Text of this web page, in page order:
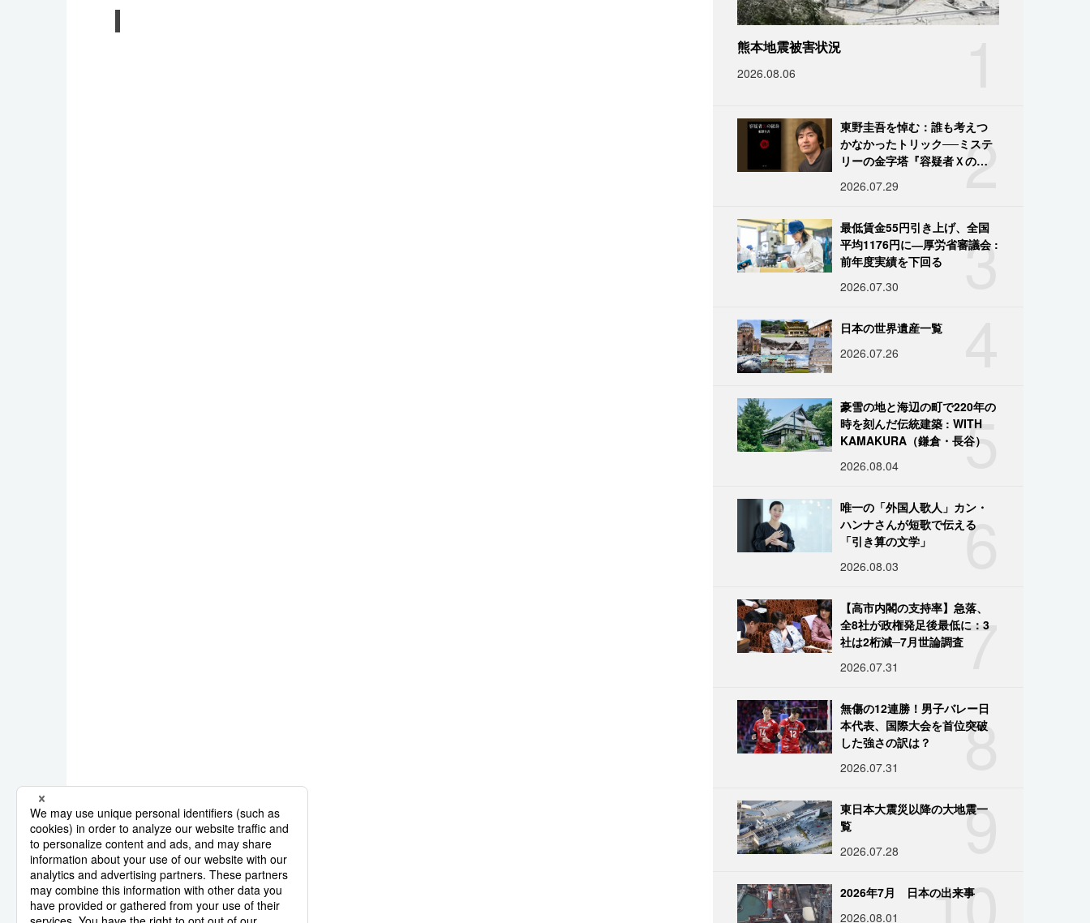
熊本地震被害状況
2026.08.06
2
東野圭吾を悼む：誰も考えつ
かなかったトリック──ミステ
リーの金字塔『容疑者Ｘの献
2026.07.29
3
最低賃金55円引き上げ、全国
平均1176円に―厚労省審議会 :
前年度実績を下回る
2026.07.30
日本の世界遺産一覧
2026.07.26
5
豪雪の地と海辺の町で220年の
時を刻んだ伝統建築 : WITH
KAMAKURA（鎌倉・長谷）
2026.08.04
6
唯一の「外国人歌人」カン・
ハンナさんが短歌で伝える
「引き算の文学」
2026.08.03
7
【高市内閣の支持率】急落、
全8社が政権発足後最低に：3
社は2桁減─7月世論調査
2026.07.31
8
無傷の12連勝！男子バレー日
本代表、国際大会を首位突破
した強さの訳は？
2026.07.31
9
東日本大震災以降の大地震一
覧
2026.07.28
10
2026年7月 日本の出来事
2026.08.01